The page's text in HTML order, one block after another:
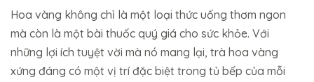
Hoa vàng không chỉ là một loại thức uống thơm ngon
mà còn là một bài thuốc quý giá cho sức khỏe. Với
những lợi ích tuyệt vời mà nó mang lại, trà hoa vàng
xứng đáng có một vị trí đặc biệt trong tủ bếp của mỗi